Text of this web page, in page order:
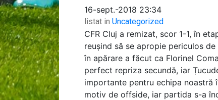
16-sept.-2018 23:34
listat in Uncategorized
CFR Cluj a remizat, scor 1-1, în
reușind să se apropie periculos
în apărare a făcut ca Florinel
perfect repriza secundă, iar
importante pentru echipa noastră
motiv de offside, iar partida s-a